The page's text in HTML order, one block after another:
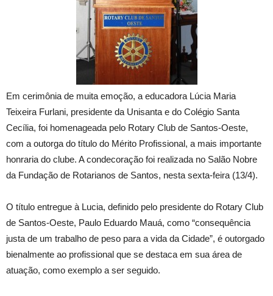
Em cerimônia de muita emoção, a educadora Lúcia Maria
Teixeira Furlani, presidente da Unisanta e do Colégio Santa
Cecília, foi homenageada pelo Rotary Club de Santos-Oeste,
com a outorga do título do Mérito Profissional, a mais importante
honraria do clube. A condecoração foi realizada no Salão Nobre
da Fundação de Rotarianos de Santos, nesta sexta-feira (13/4).
O título entregue à Lucia, definido pelo presidente do Rotary Club
de Santos-Oeste, Paulo Eduardo Mauá, como “consequência
justa de um trabalho de peso para a vida da Cidade”, é outorgado
bienalmente ao profissional que se destaca em sua área de
atuação, como exemplo a ser seguido.